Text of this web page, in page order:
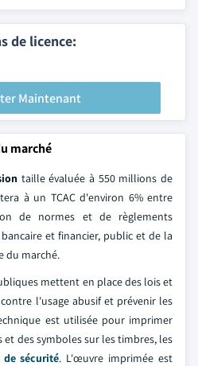
de licence:
Maintenant
marché
taille évaluée à 550 millions de
à un TCAC d'environ 6% entre
de normes et de règlements
et financier, public et de la
du marché.
mettent en place des lois et
l'usage abusif et prévenir les
est utilisée pour imprimer
et des symboles sur les timbres, les
de sécurité. L'œuvre imprimée est